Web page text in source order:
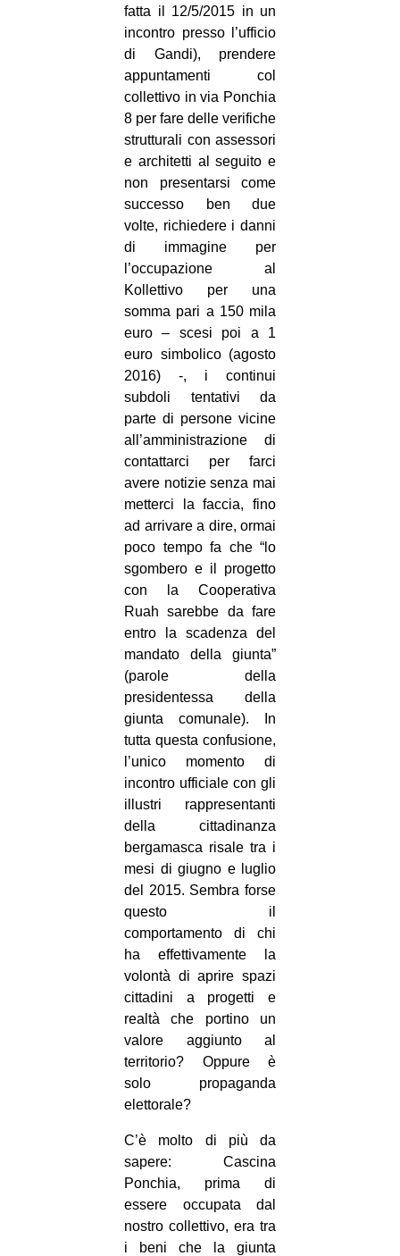
fatta il 12/5/2015 in un
incontro presso l’ufficio
di Gandi), prendere
appuntamenti col
collettivo in via Ponchia
8 per fare delle verifiche
strutturali con assessori
e architetti al seguito e
non presentarsi come
successo ben due
volte, richiedere i danni
di immagine per
l’occupazione al
Kollettivo per una
somma pari a 150 mila
euro – scesi poi a 1
euro simbolico (agosto
2016) -, i continui
subdoli tentativi da
parte di persone vicine
all’amministrazione di
contattarci per farci
avere notizie senza mai
metterci la faccia, fino
ad arrivare a dire, ormai
poco tempo fa che “lo
sgombero e il progetto
con la Cooperativa
Ruah sarebbe da fare
entro la scadenza del
mandato della giunta”
(parole della
presidentessa della
giunta comunale). In
tutta questa confusione,
l’unico momento di
incontro ufficiale con gli
illustri rappresentanti
della cittadinanza
bergamasca risale tra i
mesi di giugno e luglio
del 2015. Sembra forse
questo il
comportamento di chi
ha effettivamente la
volontà di aprire spazi
cittadini a progetti e
realtà che portino un
valore aggiunto al
territorio? Oppure è
solo propaganda
elettorale?
C’è molto di più da
sapere: Cascina
Ponchia, prima di
essere occupata dal
nostro collettivo, era tra
i beni che la giunta